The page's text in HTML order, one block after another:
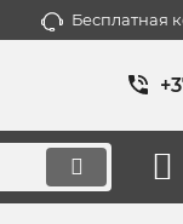
Бесплатная